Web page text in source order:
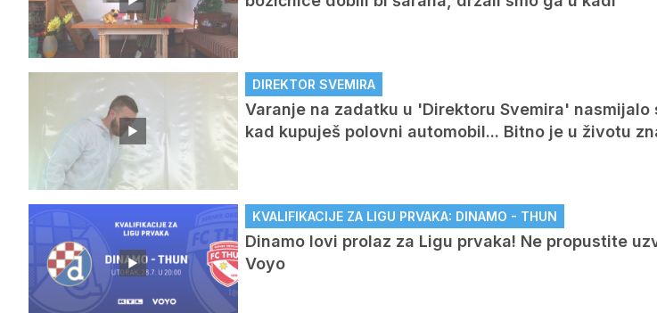
DIREKTOR SVEMIRA
Varanje na zadatku u 'Direktoru Svemira'
kad kupuješ polovni automobil... Bitno je u životu
KVALIFIKACIJE ZA LIGU PRVAKA: DINAMO - THUN
Dinamo lovi prolaz za Ligu prvaka! Ne propustite
Voyo